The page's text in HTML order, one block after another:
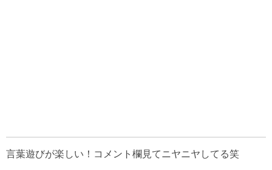
言葉遊びが楽しい！コメント欄見てニヤニヤしてる笑